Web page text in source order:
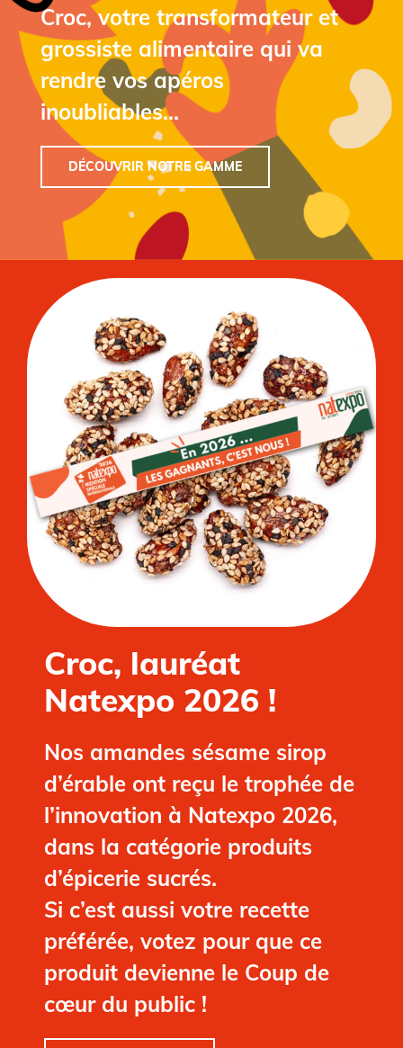
Croc, votre transformateur et
grossiste alimentaire qui va
rendre vos apéros
inoubliables…
DÉCOUVRIR NOTRE GAMME
Croc, lauréat
Natexpo 2026 !
Nos amandes sésame sirop
d’érable ont reçu le trophée de
l’innovation à Natexpo 2026,
dans la catégorie produits
d’épicerie sucrés.
Si c’est aussi votre recette
préférée, votez pour que ce
produit devienne le Coup de
cœur du public !